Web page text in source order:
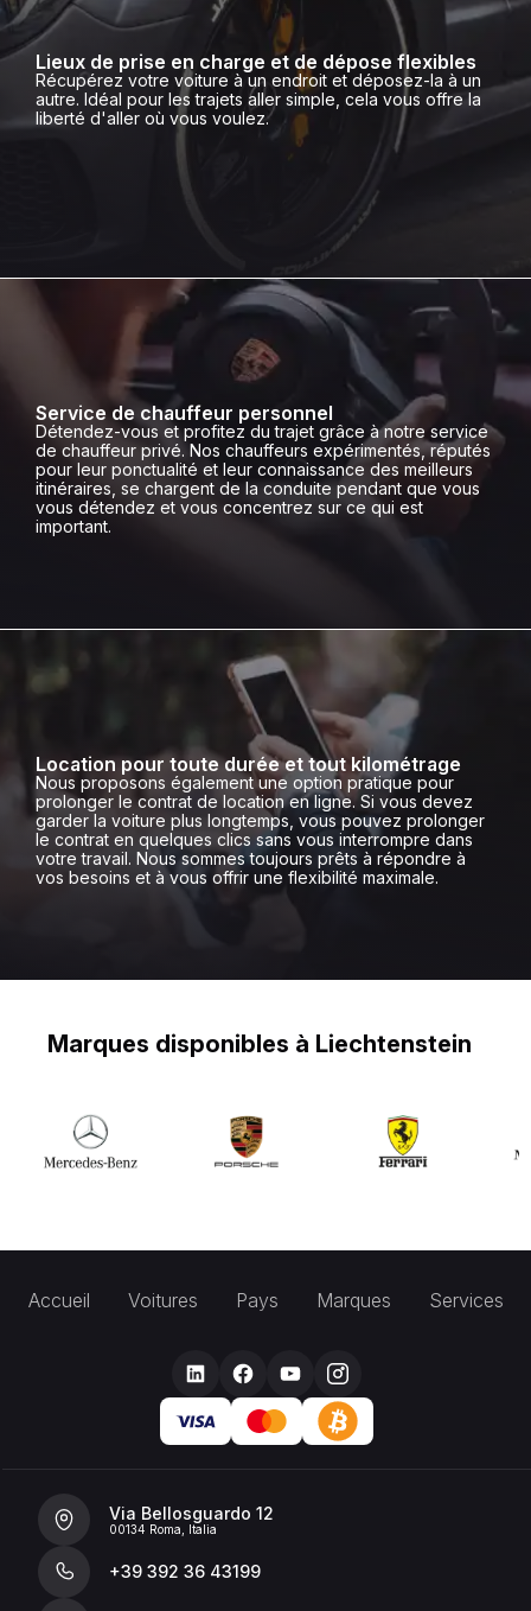
Lieux de prise en charge et de dépose flexibles
Récupérez votre voiture à un endroit et déposez-la à un
autre. Idéal pour les trajets aller simple, cela vous offre la
liberté d'aller où vous voulez.
Service de chauffeur personnel
Détendez-vous et profitez du trajet grâce à notre service
de chauffeur privé. Nos chauffeurs expérimentés, réputés
pour leur ponctualité et leur connaissance des meilleurs
itinéraires, se chargent de la conduite pendant que vous
vous détendez et vous concentrez sur ce qui est
important.
Location pour toute durée et tout kilométrage
Nous proposons également une option pratique pour
prolonger le contrat de location en ligne. Si vous devez
garder la voiture plus longtemps, vous pouvez prolonger
le contrat en quelques clics sans vous interrompre dans
votre travail. Nous sommes toujours prêts à répondre à
vos besoins et à vous offrir une flexibilité maximale.
Marques disponibles à Liechtenstein
Accueil Voitures Pays Marques Services
Via Bellosguardo 12
00134 Roma, Italia
+39 392 36 43199